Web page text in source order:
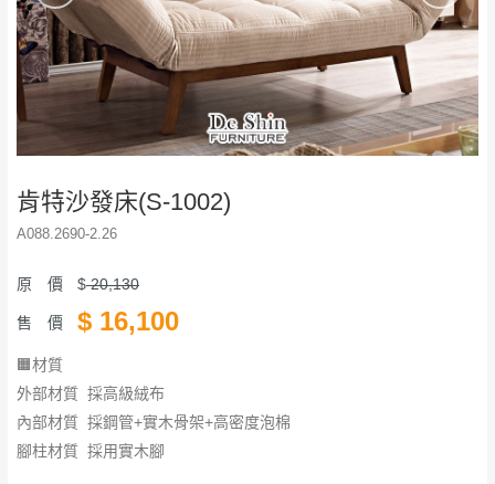
肯特沙發床(S-1002)
A088.2690-2.26
原 價 $20,130
售 價 $ 16,100
🟧材質
外部材質 採高級絨布
內部材質 採鋼管+實木骨架+高密度泡棉
腳柱材質 採用實木腳